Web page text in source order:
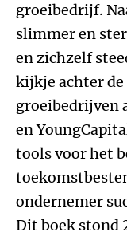
groeibedrijf.
slimmer en
en zichzelf
kijkje achter de
groeibedrijven
en
tools voor het
ondernemer
Dit boek stond